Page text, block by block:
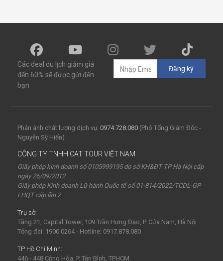
Các deal du lịch giảm giá
đến 60% sẽ được gửi đến
bạn
Đăng ký
Phản ánh chất lượng dịch vụ: 0974.728.080 (Phó Tổng Giám Đốc -
Nguyễn Sỹ Hiển)
CÔNG TY TNHH CAT TOUR VIỆT NAM
Giấy phép kinh doanh số 0105999195 do sở KH&ĐT TP Hà Nội cấp
ngày 26/09/2012
Giấy phép Kinh doanh Lữ hành Quốc tế số 01-814/2022/TCDL-GP
LHQT cấp lần 2
Trụ sở:
Tầng 21, Capital Tower, 109 Trần Hưng Đạo, P. Cửa Nam, Hà Nội
Tổng đài: 1900 0264 - Hotline: 0917.878.080
TP Hồ Chí Minh:
446 - 448 Cộng Hòa, P. Tân Bình, TPHCM